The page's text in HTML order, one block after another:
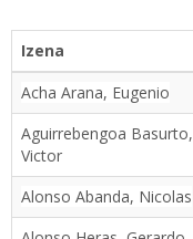
Izena
Acha Arana, Eugenio
Aguirrebengoa Basurto,
Victor
Alonso Abanda, Nicolas